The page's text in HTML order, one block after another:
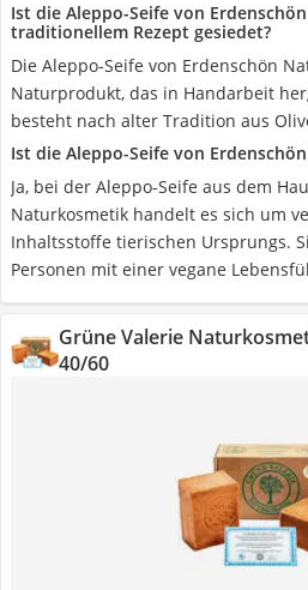
Ist die Aleppo-Seife von
traditionellem Rezept gesiedet?
Die Aleppo-Seife von Erdenschön
Naturprodukt, das in Handarbeit
besteht nach alter Tradition aus
Ist die Aleppo-Seife von
Ja, bei der Aleppo-Seife aus dem
Naturkosmetik handelt es sich um
Inhaltsstoffe tierischen Ursprungs.
Personen mit einer vegane
Grüne Valerie
40/60